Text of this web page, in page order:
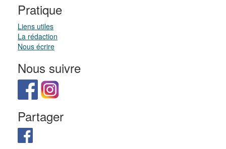
Pratique
Liens utiles
La rédaction
Nous écrire
Nous suivre
Partager